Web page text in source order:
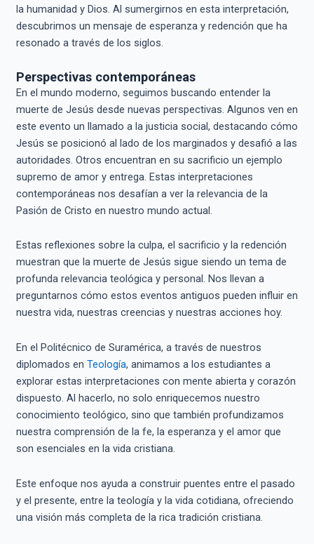
la humanidad y Dios. Al sumergirnos en esta interpretación,
descubrimos un mensaje de esperanza y redención que ha
resonado a través de los siglos.
Perspectivas contemporáneas
En el mundo moderno, seguimos buscando entender la
muerte de Jesús desde nuevas perspectivas. Algunos ven en
este evento un llamado a la justicia social, destacando cómo
Jesús se posicionó al lado de los marginados y desafió a las
autoridades. Otros encuentran en su sacrificio un ejemplo
supremo de amor y entrega. Estas interpretaciones
contemporáneas nos desafían a ver la relevancia de la
Pasión de Cristo en nuestro mundo actual.
Estas reflexiones sobre la culpa, el sacrificio y la redención
muestran que la muerte de Jesús sigue siendo un tema de
profunda relevancia teológica y personal. Nos llevan a
preguntarnos cómo estos eventos antiguos pueden influir en
nuestra vida, nuestras creencias y nuestras acciones hoy.
En el Politécnico de Suramérica, a través de nuestros
diplomados en Teología, animamos a los estudiantes a
explorar estas interpretaciones con mente abierta y corazón
dispuesto. Al hacerlo, no solo enriquecemos nuestro
conocimiento teológico, sino que también profundizamos
nuestra comprensión de la fe, la esperanza y el amor que
son esenciales en la vida cristiana.
Este enfoque nos ayuda a construir puentes entre el pasado
y el presente, entre la teología y la vida cotidiana, ofreciendo
una visión más completa de la rica tradición cristiana.